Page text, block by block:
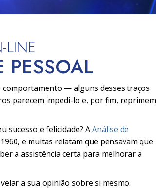
LINE
PESSOAL
comportamento — alguns desses traços
parecem impedi-lo e, por fim, reprimem
sucesso e felicidade? AAnálise de
e muitas relatam que pensavam que
a assistência certa para melhorar a
a sua opinião sobre si mesmo.